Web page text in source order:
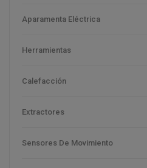
Aparamenta Eléctrica
Herramientas
Calefacción
Extractores
Sensores De Movimiento